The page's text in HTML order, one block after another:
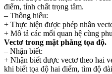
điểm, tính chất trọng tâm.
– Thông hiểu:
+ Thực hiện được phép nhân
+ Mô tả các mối quan hệ cùng
Vectơ trong mặt phẳng tọa độ.
– Nhận biết:
+ Nhận biết được vectơ theo hai
khi biết tọa độ hai điểm, tìm độ